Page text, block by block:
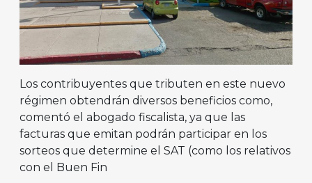
Los contribuyentes que tributen en este nuevo
régimen obtendrán diversos beneficios como,
comentó el abogado fiscalista, ya que las
facturas que emitan podrán participar en los
sorteos que determine el SAT (como los relativos
con el Buen Fin